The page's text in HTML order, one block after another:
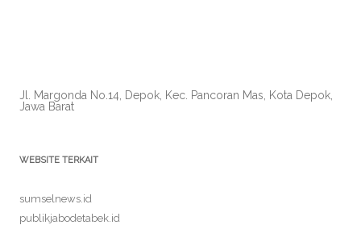
Jl. Margonda No.14, Depok, Kec. Pancoran Mas, Kota Depok,
Jawa Barat
WEBSITE TERKAIT
sumselnews.id
publikjabodetabek.id